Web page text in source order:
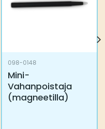
098-0148
Mini-
Vahanpoistaja
(magneetilla)